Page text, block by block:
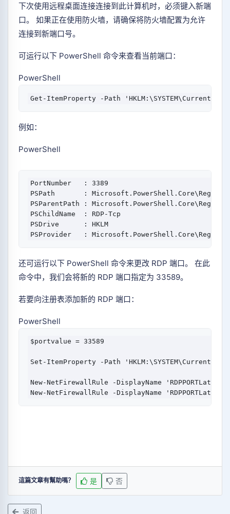
下次使用远程桌面连接连接到此计算机时，必须键入新端
口。 如果正在使用防火墙，请确保将防火墙配置为允许
连接到新端口号。
可运行以下 PowerShell 命令来查看当前端口：
PowerShell
Get-ItemProperty -Path
例如：
PowerShell
PortNumber   : 3389
PSPath       :
PSParentPath :
PSChildName  : RDP-Tcp
PSDrive      : HKLM
还可运行以下 PowerShell 命令来更改 RDP 端口。 在此
命令中，我们会将新的 RDP 端口指定为 33589。
若要向注册表添加新的 RDP 端口：
PowerShell
$portvalue = 33589
Set-ItemProperty -Path
New-NetFirewallRule -DisplayName
New-NetFirewallRule -DisplayName
這篇文章有幫助嗎？ 是 否
返回